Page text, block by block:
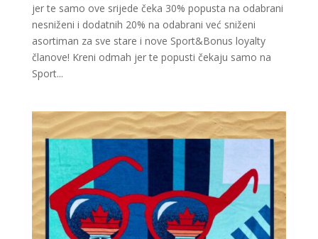
jer te samo ove srijede čeka 30% popusta na odabrani
nesniženi i dodatnih 20% na odabrani već sniženi
asortiman za sve stare i nove Sport&Bonus loyalty
članove! Kreni odmah jer te popusti čekaju samo na
Sport...